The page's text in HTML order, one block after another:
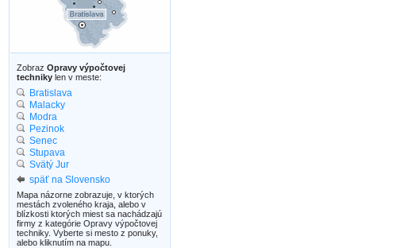
Zobraz Opravy výpočtovej
techniky len v meste:
Bratislava
Malacky
Modra
Pezinok
Senec
Stupava
Svätý Jur
späť na Slovensko
Mapa názorne zobrazuje, v ktorých
mestách zvoleného kraja, alebo v
blízkosti ktorých miest sa nachádzajú
firmy z kategórie Opravy výpočtovej
techniky. Vyberte si mesto z ponuky,
alebo kliknutím na mapu.